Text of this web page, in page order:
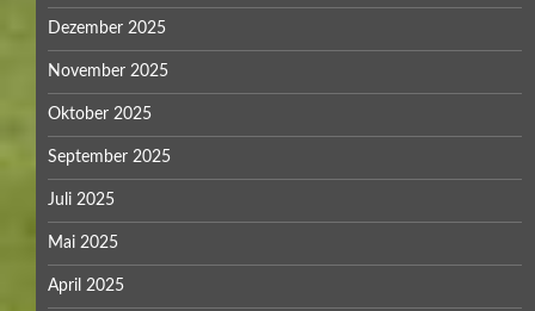
Dezember 2025
November 2025
Oktober 2025
September 2025
Juli 2025
Mai 2025
April 2025